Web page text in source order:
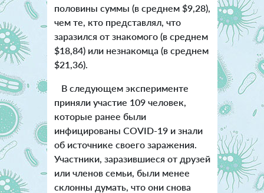
половины суммы (в среднем $9,28),
чем те, кто представлял, что
заразился от знакомого (в среднем
$18,84) или незнакомца (в среднем
$21,36).
В следующем эксперименте
приняли участие 109 человек,
которые ранее были
инфицированы COVID-19 и знали
об источнике своего заражения.
Участники, заразившиеся от друзей
или членов семьи, были менее
склонны думать, что они снова